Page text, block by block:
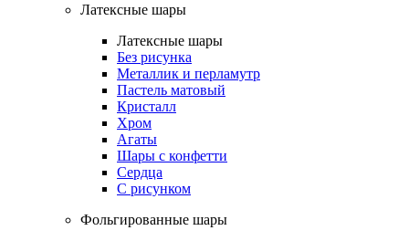
Латексные шары
Латексные шары
Без рисунка
Металлик и перламутр
Пастель матовый
Кристалл
Хром
Агаты
Шары с конфетти
Сердца
С рисунком
Фольгированные шары